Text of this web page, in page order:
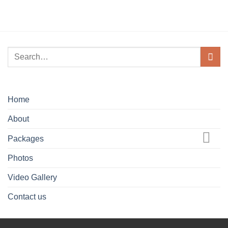
Home
About
Packages
Photos
Video Gallery
Contact us